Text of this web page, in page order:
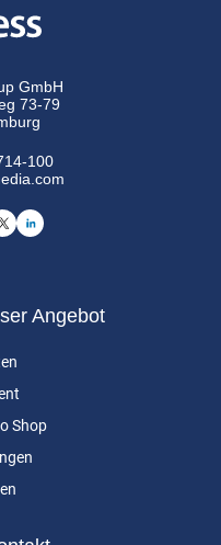
GmbH
73-79
100
Angebot
Shop